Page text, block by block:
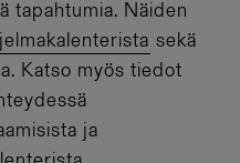
tapahtumia. Näiden
sekä
Katso myös tiedot
ja